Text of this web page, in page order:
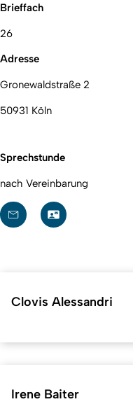
Brieffach
26
Adresse
Gronewaldstraße 2
50931 Köln
Sprechstunde
nach Vereinbarung
Clovis Alessandri
Irene Baiter